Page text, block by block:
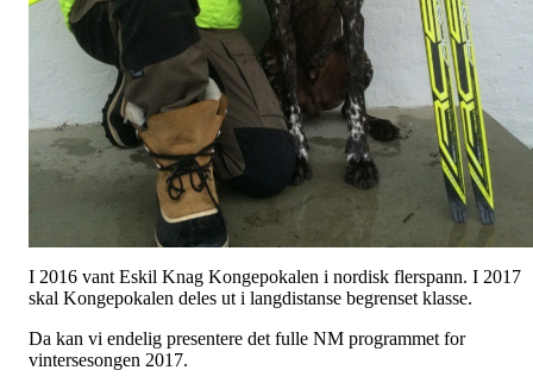
I 2016 vant Eskil Knag Kongepokalen i nordisk flerspann. I 2017
skal Kongepokalen deles ut i langdistanse begrenset klasse.
Da kan vi endelig presentere det fulle NM programmet for
vintersesongen 2017.